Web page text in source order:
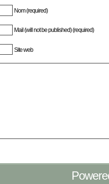
Nom (required)
Mail (will not be published) (required)
Site web